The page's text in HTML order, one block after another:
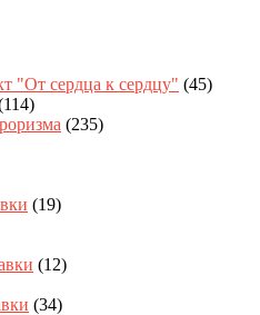
"От сердца к сердцу" (45)
(235)
(19)
(12)
(34)